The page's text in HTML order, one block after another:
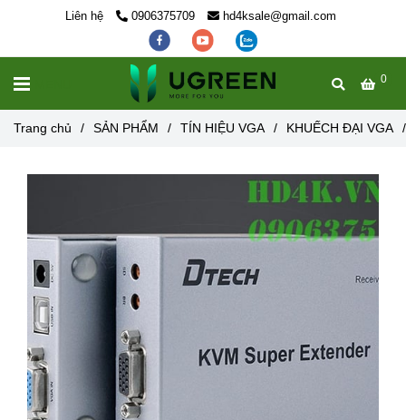
Liên hệ 0906375709 hd4ksale@gmail.com
0
Trang chủ / SẢN PHẨM / TÍN HIỆU VGA / KHUẾCH ĐẠI VGA /